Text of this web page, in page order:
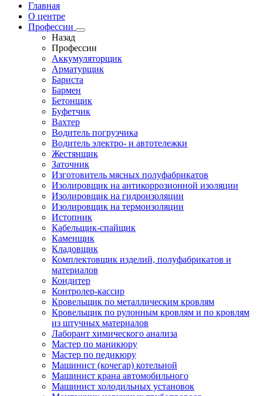
Главная
О центре
Профессии
Назад
Профессии
Аккумуляторщик
Арматурщик
Бариста
Бармен
Бетонщик
Буфетчик
Вахтер
Водитель погрузчика
Водитель электро- и автотележки
Жестянщик
Заточник
Изготовитель мясных полуфабрикатов
Изолировщик на антикоррозионной изоляции
Изолировщик на гидроизоляции
Изолировщик на термоизоляции
Истопник
Кабельщик-спайщик
Каменщик
Кладовщик
Комплектовщик изделий, полуфабрикатов и
материалов
Кондитер
Контролер-кассир
Кровельщик по металлическим кровлям
Кровельщик по рулонным кровлям и по кровлям
из штучных материалов
Лаборант химического анализа
Мастер по маникюру
Мастер по педикюру
Машинист (кочегар) котельной
Машинист крана автомобильного
Машинист холодильных установок